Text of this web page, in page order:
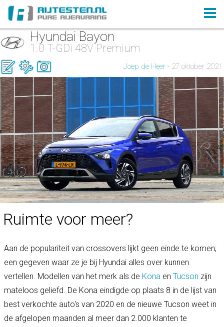
Hyundai Bayon
1.0 T-GDi 48V Premium
Joep de Heer - 27 oktober 2021
Ruimte voor meer?
Aan de populariteit van crossovers lijkt geen einde te komen;
een gegeven waar ze je bij Hyundai alles over kunnen
vertellen. Modellen van het merk als de Kona en Tucson zijn
mateloos geliefd. De Kona eindigde op plaats 8 in de lijst van
best verkochte auto's van 2020 en de nieuwe Tucson weet in
de afgelopen maanden al meer dan 2.000 klanten te